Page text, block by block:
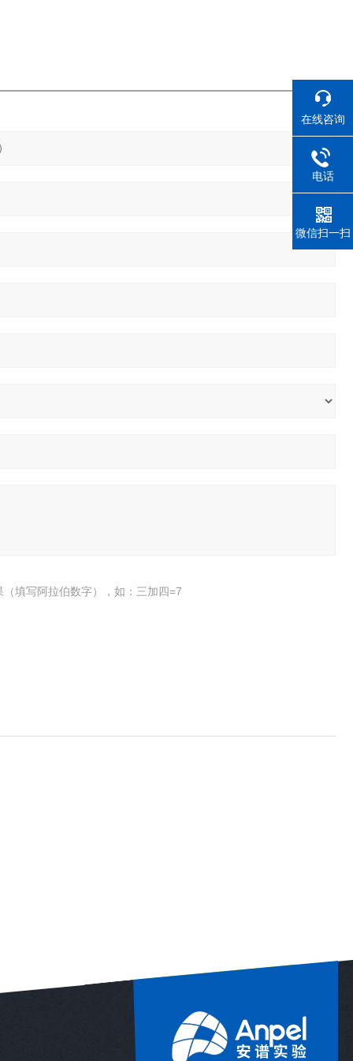
填写阿拉伯数字），如：三加四=7
在线咨询
电话
微信扫一扫